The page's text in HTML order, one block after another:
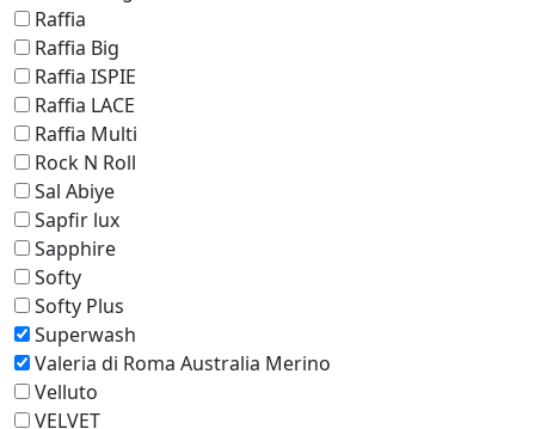
Raffia
Raffia Big
Raffia ISPIE
Raffia LACE
Raffia Multi
Rock N Roll
Sal Abiye
Sapfir lux
Sapphire
Softy
Softy Plus
Superwash
Valeria di Roma Australia Merino
Velluto
VELVET